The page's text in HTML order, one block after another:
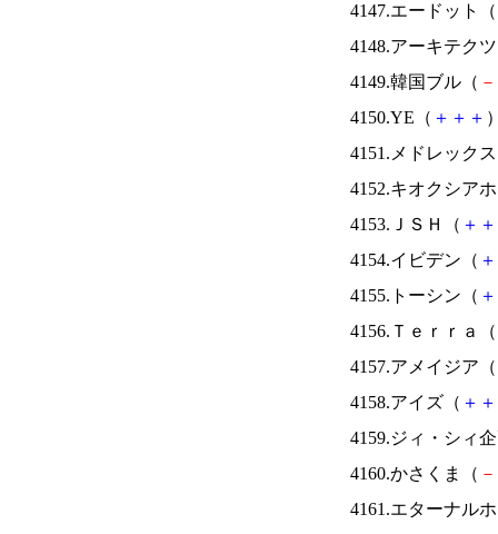
4147.エードット（
4148.アーキテク
4149.韓国ブル（ －
4150.YE（ ＋ ＋ ＋
4151.メドレック
4152.キオクシア
4153.ＪＳＨ（ ＋ ＋
4154.イビデン（ ＋
4155.トーシン（ ＋
4156.Ｔｅｒｒａ（
4157.アメイジア（
4158.アイズ（ ＋ ＋
4159.ジィ・シィ
4160.かさくま（ －
4161.エターナル